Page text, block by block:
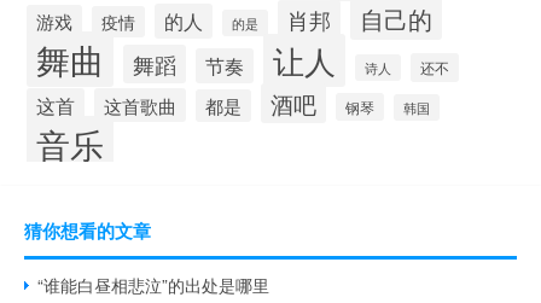
游戏 疫情 的人 的是 肖邦 自己的
舞曲 舞蹈 节奏 让人 诗人 还不
这首 这首歌曲 都是 酒吧 钢琴 韩国
音乐
猜你想看的文章
“谁能白昼相悲泣”的出处是哪里